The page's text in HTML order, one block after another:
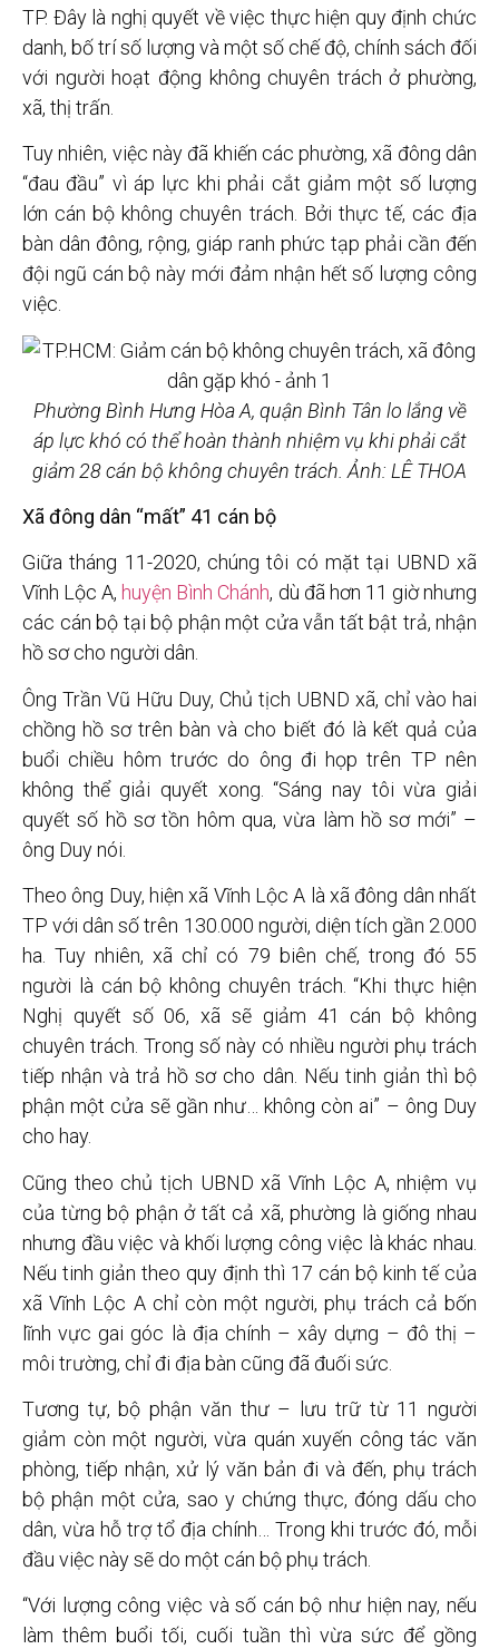
TP. Đây là nghị quyết về việc thực hiện quy định chức
danh, bố trí số lượng và một số chế độ, chính sách đối
với người hoạt động không chuyên trách ở phường,
xã, thị trấn.
Tuy nhiên, việc này đã khiến các phường, xã đông dân
“đau đầu” vì áp lực khi phải cắt giảm một số lượng
lớn cán bộ không chuyên trách. Bởi thực tế, các địa
bàn dân đông, rộng, giáp ranh phức tạp phải cần đến
đội ngũ cán bộ này mới đảm nhận hết số lượng công
việc.
Phường Bình Hưng Hòa A, quận Bình Tân lo lắng về
áp lực khó có thể hoàn thành nhiệm vụ khi phải cắt
giảm 28 cán bộ không chuyên trách. Ảnh: LÊ THOA
Xã đông dân “mất” 41 cán bộ
Giữa tháng 11-2020, chúng tôi có mặt tại UBND xã
Vĩnh Lộc A, huyện Bình Chánh, dù đã hơn 11 giờ nhưng
các cán bộ tại bộ phận một cửa vẫn tất bật trả, nhận
hồ sơ cho người dân.
Ông Trần Vũ Hữu Duy, Chủ tịch UBND xã, chỉ vào hai
chồng hồ sơ trên bàn và cho biết đó là kết quả của
buổi chiều hôm trước do ông đi họp trên TP nên
không thể giải quyết xong. “Sáng nay tôi vừa giải
quyết số hồ sơ tồn hôm qua, vừa làm hồ sơ mới” –
ông Duy nói.
Theo ông Duy, hiện xã Vĩnh Lộc A là xã đông dân nhất
TP với dân số trên 130.000 người, diện tích gần 2.000
ha. Tuy nhiên, xã chỉ có 79 biên chế, trong đó 55
người là cán bộ không chuyên trách. “Khi thực hiện
Nghị quyết số 06, xã sẽ giảm 41 cán bộ không
chuyên trách. Trong số này có nhiều người phụ trách
tiếp nhận và trả hồ sơ cho dân. Nếu tinh giản thì bộ
phận một cửa sẽ gần như… không còn ai” – ông Duy
cho hay.
Cũng theo chủ tịch UBND xã Vĩnh Lộc A, nhiệm vụ
của từng bộ phận ở tất cả xã, phường là giống nhau
nhưng đầu việc và khối lượng công việc là khác nhau.
Nếu tinh giản theo quy định thì 17 cán bộ kinh tế của
xã Vĩnh Lộc A chỉ còn một người, phụ trách cả bốn
lĩnh vực gai góc là địa chính – xây dựng – đô thị –
môi trường, chỉ đi địa bàn cũng đã đuối sức.
Tương tự, bộ phận văn thư – lưu trữ từ 11 người
giảm còn một người, vừa quán xuyến công tác văn
phòng, tiếp nhận, xử lý văn bản đi và đến, phụ trách
bộ phận một cửa, sao y chứng thực, đóng dấu cho
dân, vừa hỗ trợ tổ địa chính… Trong khi trước đó, mỗi
đầu việc này sẽ do một cán bộ phụ trách.
“Với lượng công việc và số cán bộ như hiện nay, nếu
làm thêm buổi tối, cuối tuần thì vừa sức để gồng